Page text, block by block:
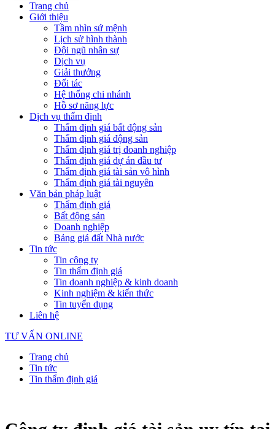
Trang chủ
Giới thiệu
Tầm nhìn sứ mệnh
Lịch sử hình thành
Đội ngũ nhân sự
Dịch vụ
Giải thưởng
Đối tác
Hệ thống chi nhánh
Hồ sơ năng lực
Dịch vụ thẩm định
Thẩm định giá bất động sản
Thẩm định giá động sản
Thẩm định giá trị doanh nghiệp
Thẩm định giá dự án đầu tư
Thẩm định giá tài sản vô hình
Thẩm định giá tài nguyên
Văn bản pháp luật
Thẩm định giá
Bất động sản
Doanh nghiệp
Bảng giá đất Nhà nước
Tin tức
Tin công ty
Tin thẩm định giá
Tin doanh nghiệp & kinh doanh
Kinh nghiệm & kiến thức
Tin tuyển dụng
Liên hệ
TƯ VẤN ONLINE
Trang chủ
Tin tức
Tin thẩm định giá